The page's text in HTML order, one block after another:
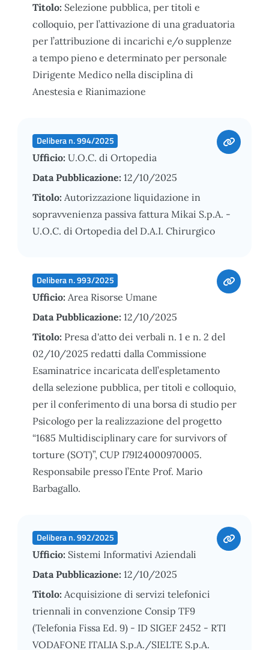
Titolo: Selezione pubblica, per titoli e
colloquio, per l’attivazione di una graduatoria
per l’attribuzione di incarichi e/o supplenze
a tempo pieno e determinato per personale
Dirigente Medico nella disciplina di
Anestesia e Rianimazione
Delibera n. 994/2025
Ufficio: U.O.C. di Ortopedia
Data Pubblicazione: 12/10/2025
Titolo: Autorizzazione liquidazione in
sopravvenienza passiva fattura Mikai S.p.A. -
U.O.C. di Ortopedia del D.A.I. Chirurgico
Delibera n. 993/2025
Ufficio: Area Risorse Umane
Data Pubblicazione: 12/10/2025
Titolo: Presa d'atto dei verbali n. 1 e n. 2 del
02/10/2025 redatti dalla Commissione
Esaminatrice incaricata dell’espletamento
della selezione pubblica, per titoli e colloquio,
per il conferimento di una borsa di studio per
Psicologo per la realizzazione del progetto
“1685 Multidisciplinary care for survivors of
torture (SOT)”, CUP I79I24000970005.
Responsabile presso l’Ente Prof. Mario
Barbagallo.
Delibera n. 992/2025
Ufficio: Sistemi Informativi Aziendali
Data Pubblicazione: 12/10/2025
Titolo: Acquisizione di servizi telefonici
triennali in convenzione Consip TF9
(Telefonia Fissa Ed. 9) - ID SIGEF 2452 - RTI
VODAFONE ITALIA S.p.A./SIELTE S.p.A.